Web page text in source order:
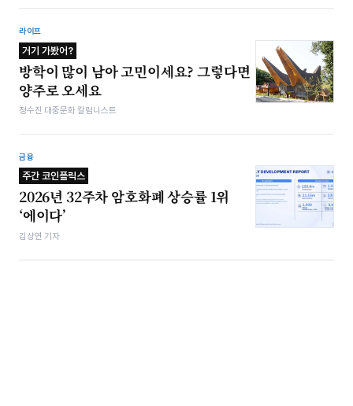
라이프
거기 가봤어?
방학이 많이 남아 고민이세요? 그렇다면
양주로 오세요
정수진 대중문화 칼럼니스트
금융
주간 코인플릭스
2026년 32주차 암호화폐 상승률 1위
‘에이다’
김상연 기자